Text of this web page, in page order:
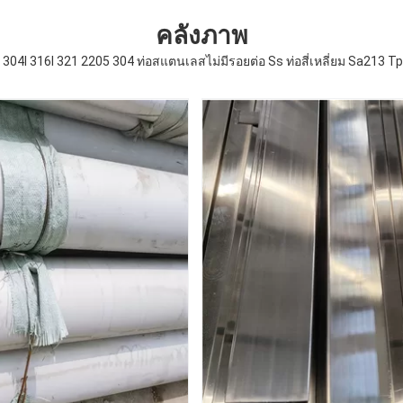
คลังภาพ
304l 316l 321 2205 304 ท่อสแตนเลสไม่มีรอยต่อ Ss ท่อสี่เหลี่ยม Sa213